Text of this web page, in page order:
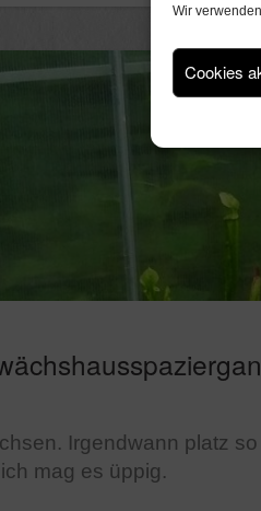
Wir
Cookies
Irgendwann platz
mag es üppig.